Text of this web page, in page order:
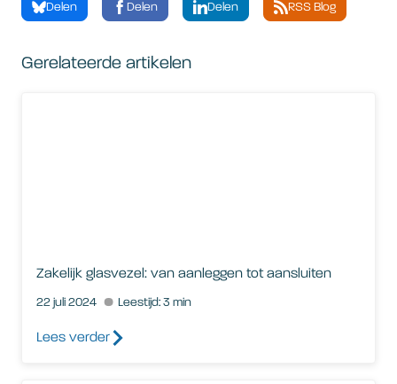
Delen Delen Delen RSS Blog
Gerelateerde artikelen
Zakelijk glasvezel: van aanleggen tot aansluiten
22 juli 2024 Leestijd: 3 min
Lees verder